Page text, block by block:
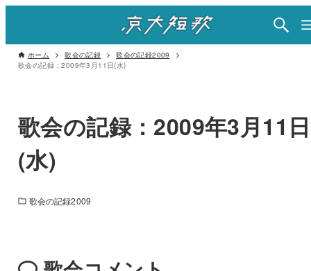
ホーム 歌会の記録
歌会の記録2009
歌会の記録：2009年3月11日(水)
歌会の記録：2009年3月11日
(水)
歌会の記録2009